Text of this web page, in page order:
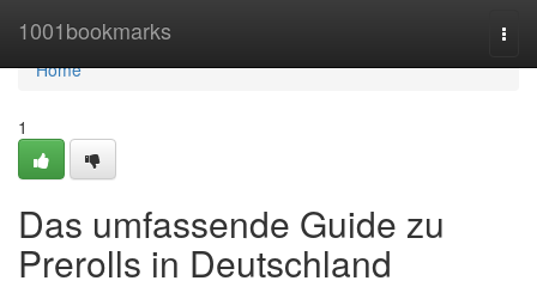
1001bookmarks
Home
Home
1
Das umfassende Guide zu
Prerolls in Deutschland